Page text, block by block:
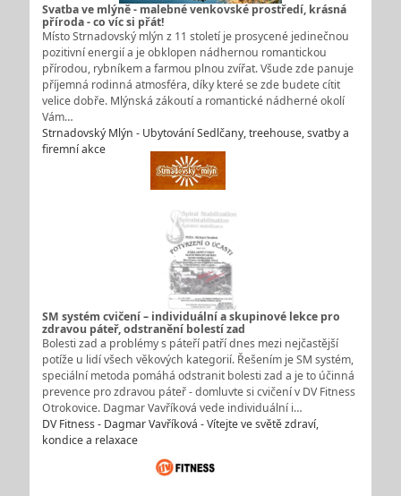
Svatba ve mlýně - malebné venkovské prostředí, krásná
příroda - co víc si přát!
Místo Strnadovský mlýn z 11 století je prosycené jedinečnou
pozitivní energií a je obklopen nádhernou romantickou
přírodou, rybníkem a farmou plnou zvířat. Všude zde panuje
příjemná rodinná atmosféra, díky které se zde budete cítit
velice dobře. Mlýnská zákoutí a romantické nádherné okolí
Vám…
Strnadovský Mlýn - Ubytování Sedlčany, treehouse, svatby a
firemní akce
SM systém cvičení – individuální a skupinové lekce pro
zdravou páteř, odstranění bolestí zad
Bolesti zad a problémy s páteří patří dnes mezi nejčastější
potíže u lidí všech věkových kategorií. Řešením je SM systém,
speciální metoda pomáhá odstranit bolesti zad a je to účinná
prevence pro zdravou páteř - domluvte si cvičení v DV Fitness
Otrokovice. Dagmar Vavříková vede individuální i…
DV Fitness - Dagmar Vavříková - Vítejte ve světě zdraví,
kondice a relaxace